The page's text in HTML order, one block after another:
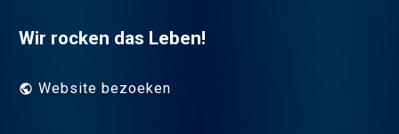
Wir rocken das Leben!
Website bezoeken